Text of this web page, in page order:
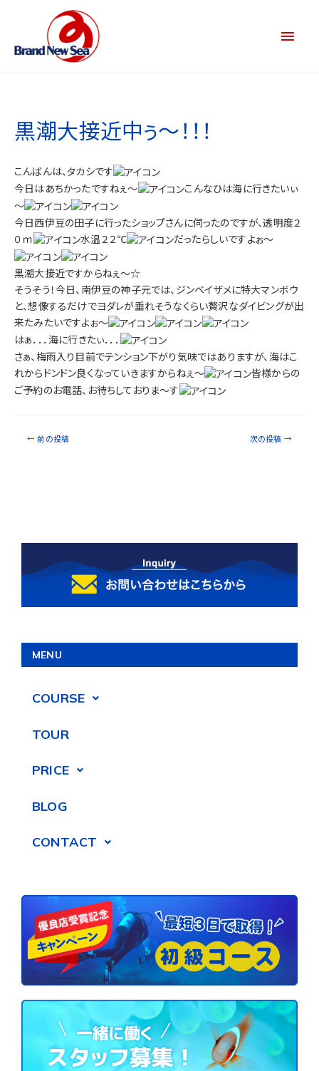
黒潮大接近中ぅ～！！！
こんばんは、タカシです
今日はあちかったですねぇ～
こんなひは海に行きたいぃ
～
今日西伊豆の田子に行ったショップさんに伺ったのですが、透明度２
０ｍ
水温２２℃ だったらしいですよぉ～
黒潮大接近ですからねぇ～☆
そうそう！今日、南伊豆の神子元では、ジンベイザメに特大マンボウ
と、想像するだけでヨダレが垂れそうなくらい贅沢なダイビングが出
来たみたいですよぉ～
はぁ．．．海に行きたぃ．．．
さぁ、梅雨入り目前でテンション下がり気味ではありますが、海はこ
れからドンドン良くなっていきますからねぇ～
皆様からの
ご予約のお電話、お待ちしておりま～す
← 前の投稿 次の投稿 →
MENU
COURSE
TOUR
PRICE
BLOG
CONTACT